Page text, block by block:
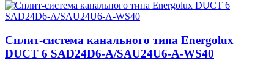
Сплит-система канального типа Energolux
DUCT 6 SAD24D6-A/SAU24U6-A-WS40